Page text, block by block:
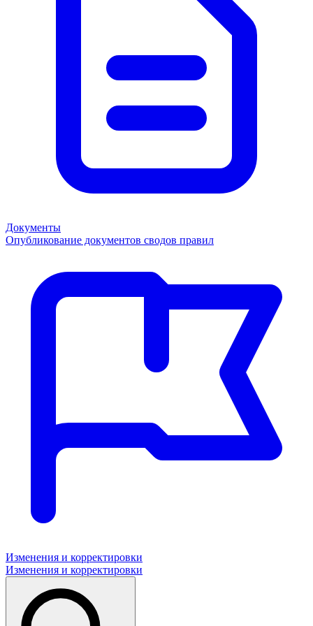
Документы
Опубликование документов сводов правил
Изменения и корректировки
Изменения и корректировки